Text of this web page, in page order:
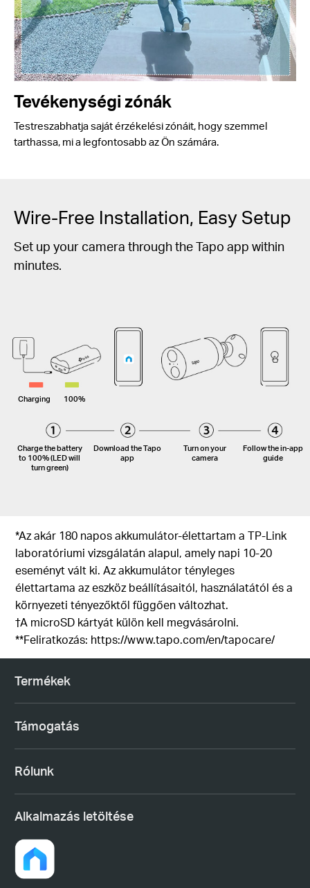
Tevékenységi zónák
Testreszabhatja saját érzékelési zónáit, hogy szemmel
tarthassa, mi a legfontosabb az Ön számára.
Wire-Free Installation, Easy Setup
Set up your camera through the Tapo app within
minutes.
Charging 100%
Charge the battery
to 100% (LED will
turn green)
Download the Tapo
app
Turn on your
camera
Follow thein-app
guide
*Az akár 180 napos akkumulátor-élettartam a TP-Link
laboratóriumi vizsgálatán alapul, amely napi 10-20
eseményt vált ki.Az akkumulátor tényleges
élettartama az eszköz beállításaitól, használatától és a
környezeti tényezőktől függően változhat.
†A microSD kártyát külön kell megvásárolni.
**Feliratkozás: https://www.tapo.com/en/tapocare/
Termékek
Támogatás
Rólunk
Alkalmazás letöltése